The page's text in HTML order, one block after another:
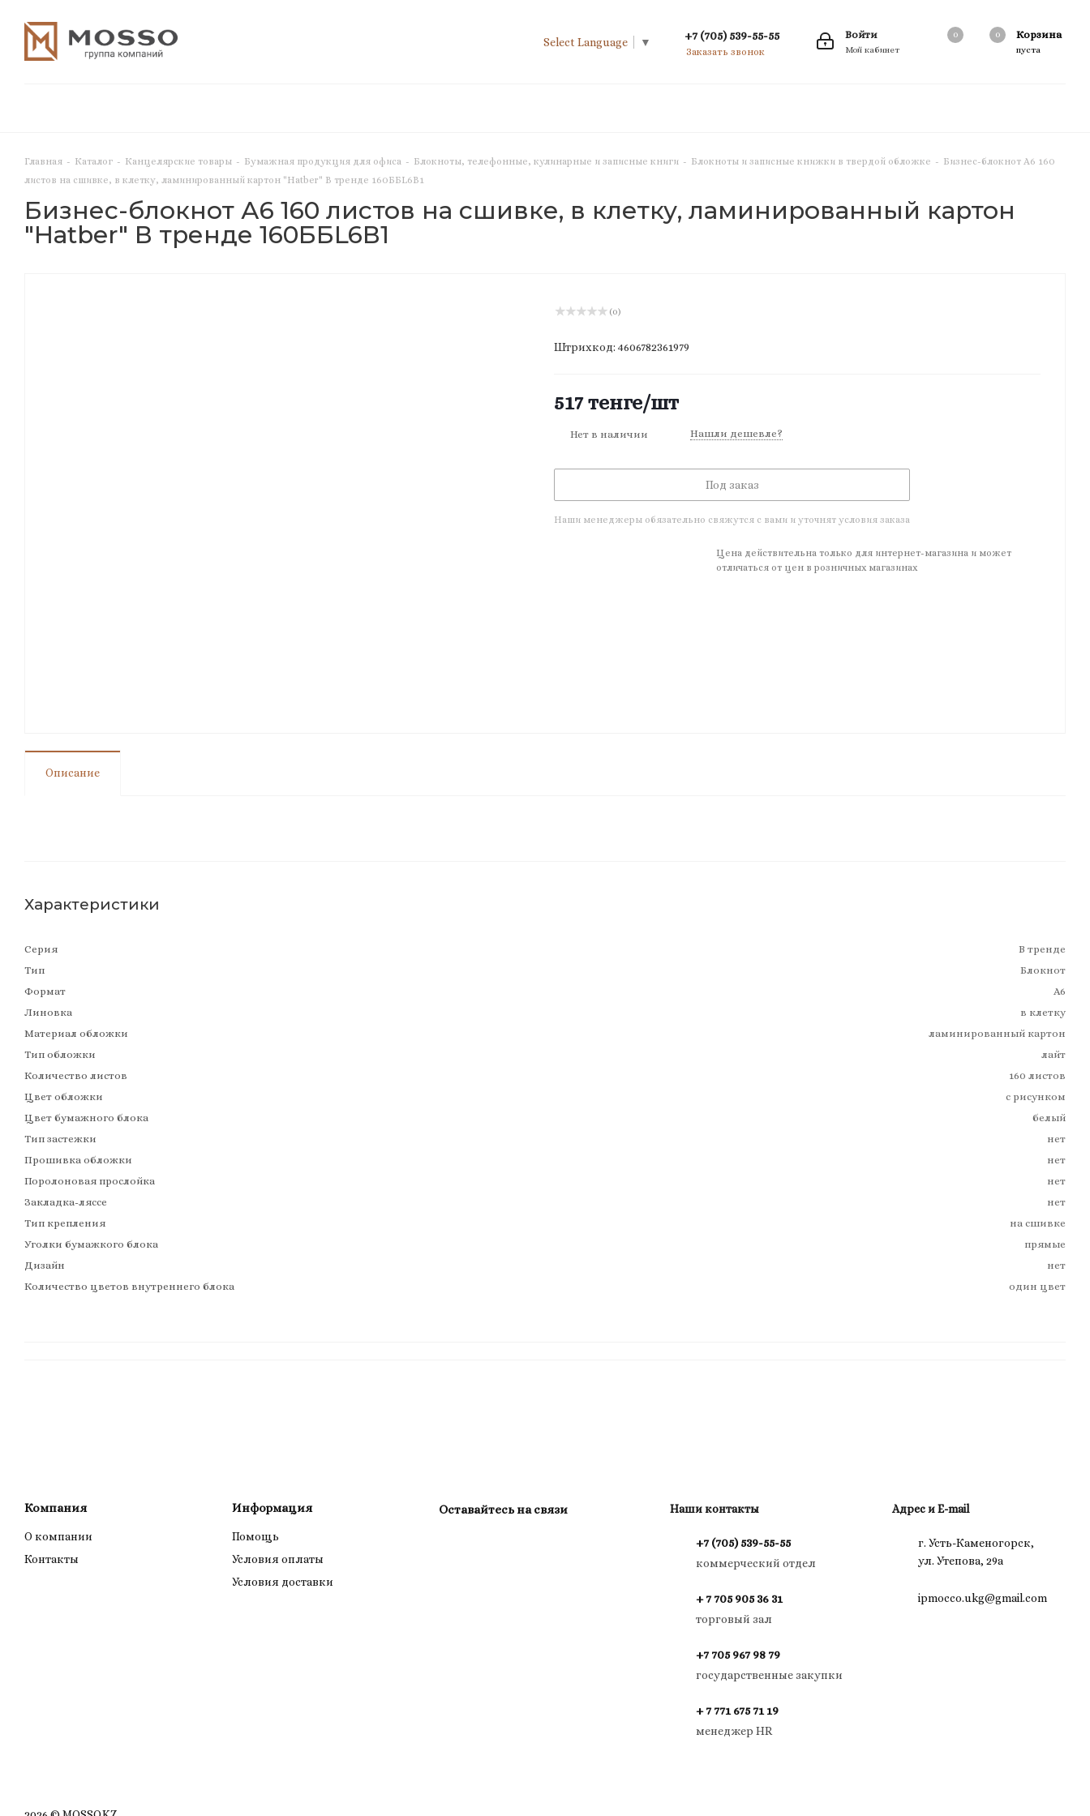
0 Корзина
0
пуста
0
Войти
Мой кабинет
Select Language ▼
+7 (705) 539-55-55
Заказать звонок
Главная - Каталог - Канцелярские товары - Бумажная продукция для офиса - Блокноты, телефонные, кулинарные и записные книги - Блокноты и записные книжки в твердой обложке - Бизнес-блокнот А6 160
листов на сшивке, в клетку, ламинированный картон "Hatber" В тренде 160ББL6В1
Бизнес-блокнот А6 160 листов на сшивке, в клетку, ламинированный картон
"Hatber" В тренде 160ББL6В1
(0)
Штрихкод: 4606782361979
517тенге/шт
Нет в наличии Нашли дешевле?
Под заказ
Наши менеджеры обязательно свяжутся с вами и уточнят условия заказа
Цена действительна только для интернет-магазина и может
отличаться от цен в розничных магазинах
Описание
Характеристики
Серия
В тренде
Тип
Блокнот
Формат
А6
Линовка
в клетку
Материал обложки
ламинированный картон
Тип обложки
лайт
Количество листов
160 листов
Цвет обложки
с рисунком
Цвет бумажного блока
белый
Тип застежки
нет
Прошивка обложки
нет
Поролоновая прослойка
нет
Закладка-ляссе
нет
Тип крепления
на сшивке
Уголки бумажкого блока
прямые
Дизайн
нет
Количество цветов внутреннего блока
один цвет
Компания
О компании
Контакты
Информация
Помощь
Условия оплаты
Условия доставки
Оставайтесь на связи Наши контакты
+7 (705) 539-55-55
коммерческий отдел
+ 7 705 905 36 31
торговый зал
+7 705 967 98 79
государственные закупки
+ 7 771 675 71 19
менеджер HR
Адрес и E-mail
г. Усть-Каменогорск,
ул. Утепова, 29а
ipmocco.ukg@gmail.com